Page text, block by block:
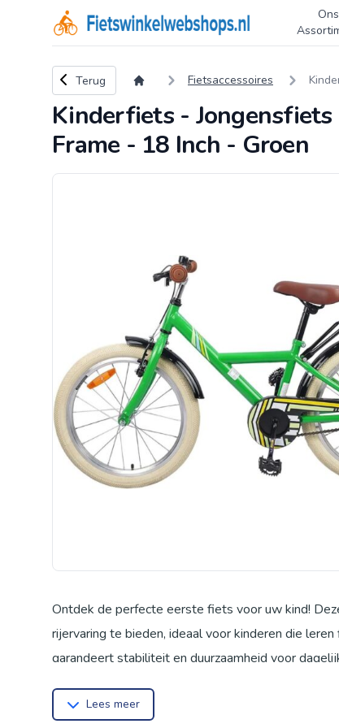
Logo Fietswinkelwebshops.nl
Ons
Terug naar overzicht
Terug Fietsaccessoires
Kinderfiets -
Frame - 18 Inch - Groen
Ontdek de perfecte eerste fiets voor uw kind!
rijervaring te bieden, ideaal voor kinderen die
garandeert stabiliteit en duurzaamheid voor
leren remmen. Het comfortabele, gevoerde
Lees meer